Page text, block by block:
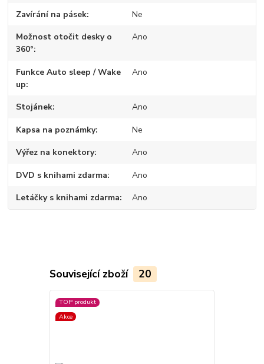
Zavírání na pásek Ne
Možnost otočit desky o
360°
Ano
Funkce Auto sleep / Wake
up
Ano
Stojánek Ano
Kapsa na poznámky Ne
Výřez na konektory Ano
DVD s knihami zdarma Ano
Letáčky s knihami zdarma Ano
Související zboží 20
TOP produkt
Akce